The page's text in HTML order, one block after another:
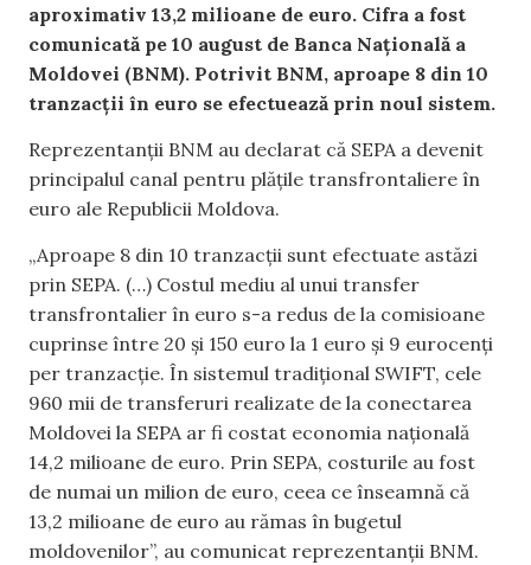
aproximativ 13,2 milioane de euro. Cifra a fost
comunicată pe 10 august de Banca Națională a
Moldovei (BNM). Potrivit BNM, aproape 8 din 10
tranzacții în euro se efectuează prin noul sistem.
Reprezentanții BNM au declarat că SEPA a devenit
principalul canal pentru plățile transfrontaliere în
euro ale Republicii Moldova.
„Aproape 8 din 10 tranzacții sunt efectuate astăzi
prin SEPA. (…) Costul mediu al unui transfer
transfrontalier în euro s-a redus de la comisioane
cuprinse între 20 și 150 euro la 1 euro și 9 eurocenți
per tranzacție. În sistemul tradițional SWIFT, cele
960 mii de transferuri realizate de la conectarea
Moldovei la SEPA ar fi costat economia națională
14,2 milioane de euro. Prin SEPA, costurile au fost
de numai un milion de euro, ceea ce înseamnă că
13,2 milioane de euro au rămas în bugetul
moldovenilor”, au comunicat reprezentanții BNM.